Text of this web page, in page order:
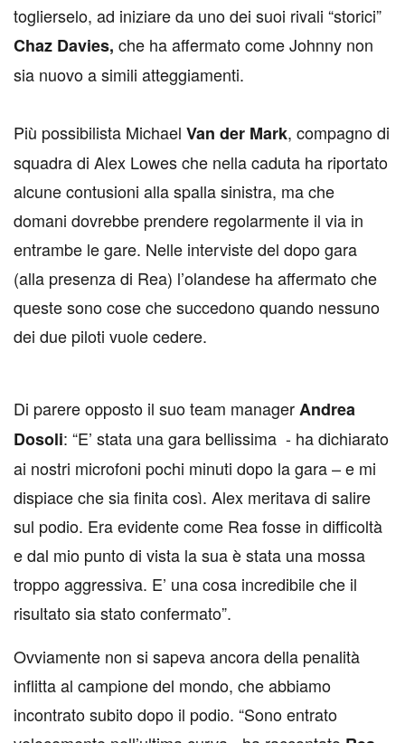
toglierselo, ad iniziare da uno dei suoi rivali “storici”
Chaz Davies, che ha affermato come Johnny non
sia nuovo a simili atteggiamenti.
Più possibilista Michael Van der Mark, compagno di
squadra di Alex Lowes che nella caduta ha riportato
alcune contusioni alla spalla sinistra, ma che
domani dovrebbe prendere regolarmente il via in
entrambe le gare. Nelle interviste del dopo gara
(alla presenza di Rea) l’olandese ha affermato che
queste sono cose che succedono quando nessuno
dei due piloti vuole cedere.
Di parere opposto il suo team managerAndrea
Dosoli: “E’ stata una gara bellissima - ha dichiarato
ai nostri microfoni pochi minuti dopo la gara – e mi
dispiace che sia finita così. Alex meritava di salire
sul podio. Era evidente come Rea fosse in difficoltà
e dal mio punto di vista la sua è stata una mossa
troppo aggressiva. E’ una cosa incredibile che il
risultato sia stato confermato”.
Ovviamente non si sapeva ancora della penalità
inflitta al campione del mondo, che abbiamo
incontrato subito dopo il podio. “Sono entrato